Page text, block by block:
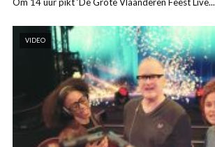
Om 14 uur pikt ‘De Grote Vlaanderen Feest Live...
VIDEO